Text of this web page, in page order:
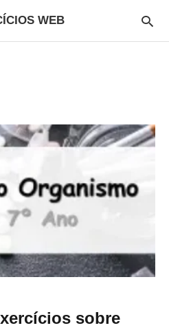
WEB
sobre